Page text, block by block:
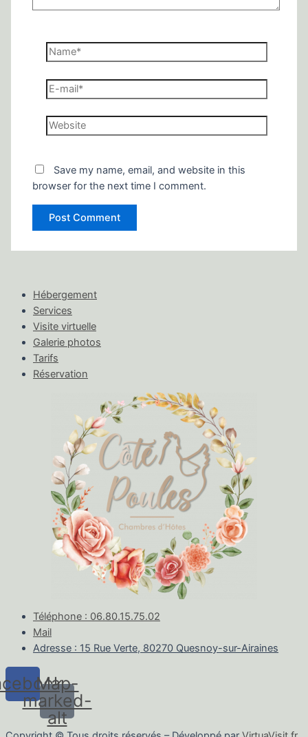
Name*
E-
mail*
Website
Save my name, email, and website in this
browser for the next time I comment.
Hébergement
Services
Visite virtuelle
Galerie photos
Tarifs
Réservation
Téléphone : 06.80.15.75.02
Mail
Adresse : 15 Rue Verte, 80270 Quesnoy-sur-Airaines
Map-
marked-
alt